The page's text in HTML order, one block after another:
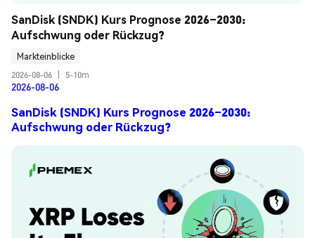
SanDisk (SNDK) Kurs Prognose 2026–2030:
Aufschwung oder Rückzug?
Markteinblicke
2026-08-06
5-10m
2026-08-06
SanDisk (SNDK) Kurs Prognose 2026–2030:
Aufschwung oder Rückzug?